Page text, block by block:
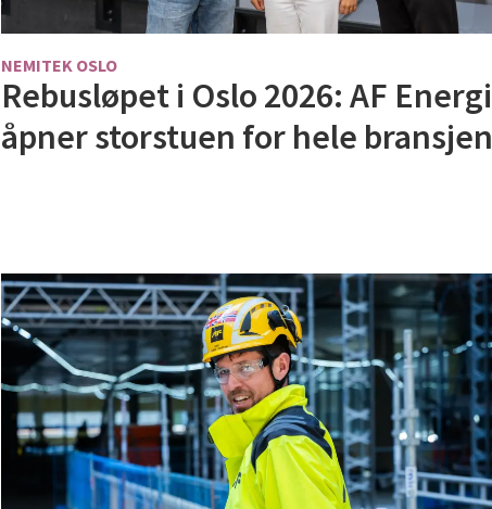
NEMITEK OSLO
Rebusløpet i Oslo 2026: AF Energi
åpner storstuen for hele bransjen